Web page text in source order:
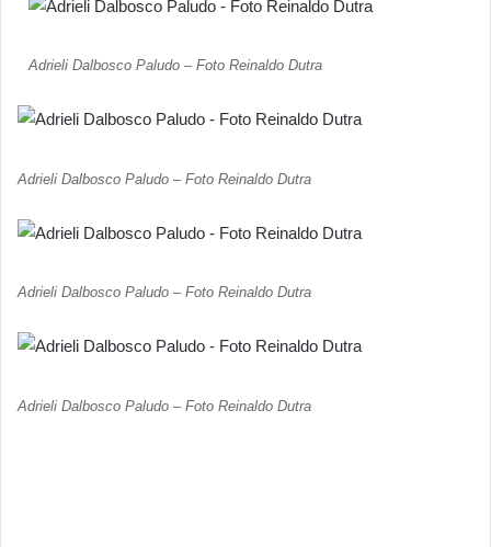
Adrieli Dalbosco Paludo – Foto Reinaldo Dutra
Adrieli Dalbosco Paludo – Foto Reinaldo Dutra
Adrieli Dalbosco Paludo – Foto Reinaldo Dutra
Adrieli Dalbosco Paludo – Foto Reinaldo Dutra